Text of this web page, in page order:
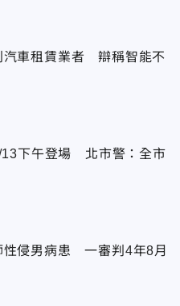
汽車租賃業者 辯稱智能不
13下午登場 北市警：全市
性侵男病患 一審判4年8月